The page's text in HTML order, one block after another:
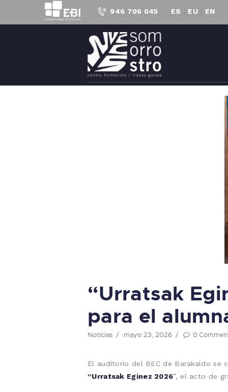
946 706 045 ES | EU | EN
“Urratsak
para el
Noticias mayo 23, 2026 0
El auditorio del BEC de Barakaldo se
“Urratsak Eginez 2026”, el acto de